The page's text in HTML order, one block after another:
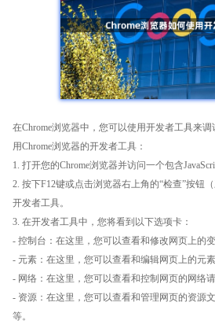
在Chrome浏览器中，您可以使用开发者工具来
用Chrome浏览器的开发者工具：
1. 打开您的Chrome浏览器并访问一个包含
2. 按下F12键或点击浏览器右上角的“检查”按钮
开发者工具。
3. 在开发者工具中，您将看到以下选项卡：
- 控制台：在这里，您可以查看和修改网页上的
- 元素：在这里，您可以查看和编辑网页上的元
- 网络：在这里，您可以查看和控制网页的网络请
- 资源：在这里，您可以查看和管理网页的资源
等。